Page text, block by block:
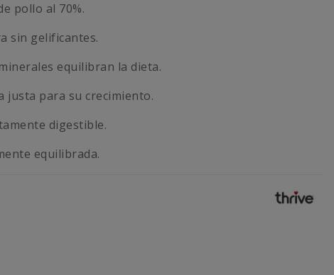
pollo al 70%.
sin gelificantes.
equilibran la dieta.
justa para su crecimiento.
digestible.
equilibrada.